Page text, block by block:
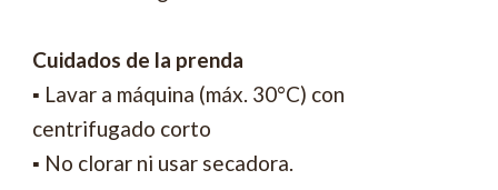
Cuidados de la prenda
▪ Lavar a máquina (máx. 30°C) con
centrifugado corto
▪ No clorar ni usar secadora.